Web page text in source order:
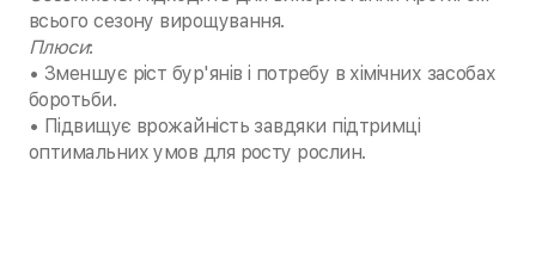
всього сезону вирощування.
Плюси:
• Зменшує ріст бур'янів і потребу в хімічних засобах
боротьби.
• Підвищує врожайність завдяки підтримці
оптимальних умов для росту рослин.